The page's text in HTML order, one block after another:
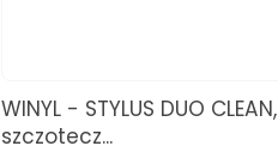
WINYL - STYLUS DUO CLEAN,
szczotecz...